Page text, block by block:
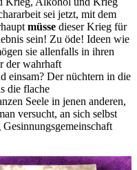
sei jetzt, mit dem
müsse dieser Krieg für
sein! Zu öde! Ideen wie
sie allenfalls in ihren
der wahrhaft
einsam? Der nüchtern in die
die flache
Seele in jenen anderen,
versucht, an sich selbst